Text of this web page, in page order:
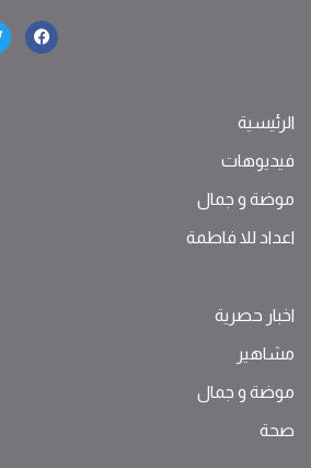
الرئيسية
فيديوهات
موضة ‫و‬ ‫‬‫جمال‬
اعداد للا فاطمة
اخبار حصرية
مشاهير
موضة ‫و‬ ‫‬‫جمال‬
صحة